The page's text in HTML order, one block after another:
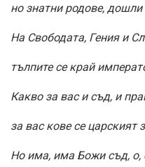
но знатни родове, дошли
На Свободата, Гения и
тълпите се край
Какво за вас и съд, и
за вас кове се царският
Но има, има Божи съд, о,